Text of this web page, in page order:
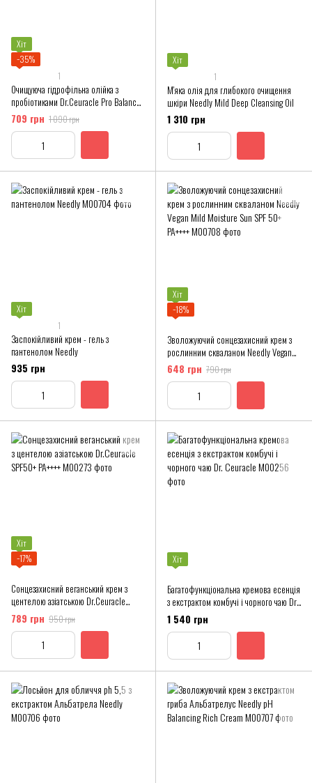
Хіт
−35%
1
Очищуюча гідрофільна олійка з
пробіотиками Dr.Ceuracle Pro Balance
Cleansing Oil
709 грн 1 090 грн
Хіт
1
М'яка олія для глибокого очищення
шкіри Needly Mild Deep Cleansing Oil
1 310 грн
Хіт
1
Заспокійливий крем - гель з
пантенолом Needly
935 грн
Хіт
−18%
Зволожуючий сонцезахисний крем з
рослинним скваланом Needly Vegan
Mild Moisture Sun SPF 50+ PA++++
648 грн 790 грн
Хіт
−17%
Сонцезахисний веганський крем з
центелою азіатською Dr.Ceuracle
SPF50+ PA++++
789 грн 950 грн
Хіт
Багатофункціональна кремова есенція
з екстрактом комбучі і чорного чаю Dr.
Ceuracle
1 540 грн